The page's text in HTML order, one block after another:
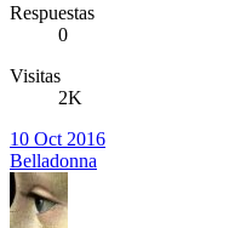
Respuestas
0
Visitas
2K
10 Oct 2016
Belladonna